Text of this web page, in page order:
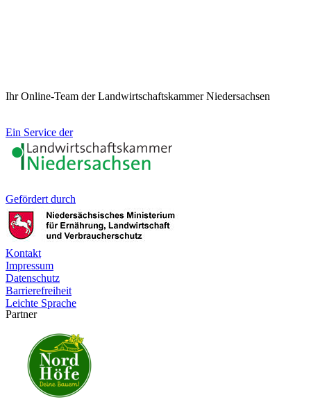
Ihr Online-Team der Landwirtschaftskammer Niedersachsen
Ein Service der
Gefördert durch
Kontakt
Impressum
Datenschutz
Barrierefreiheit
Leichte Sprache
Partner